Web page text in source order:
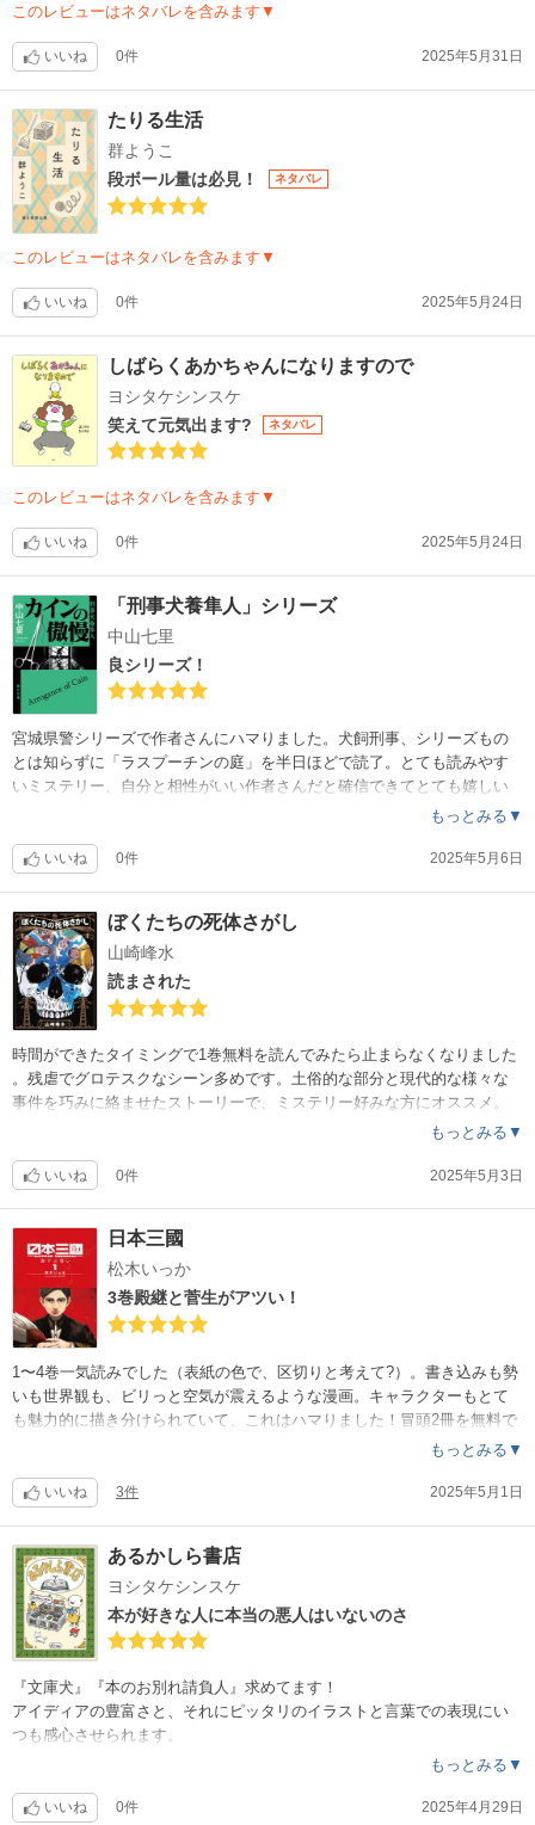
このレビューはネタバレを含みます▼
いいね 0件 2025年5月31日
たりる生活
群ようこ
段ボール量は必見！
ネタバレ
このレビューはネタバレを含みます▼
いいね 0件 2025年5月24日
しばらくあかちゃんになりますので
ヨシタケシンスケ
笑えて元気出ます?
ネタバレ
このレビューはネタバレを含みます▼
いいね 0件 2025年5月24日
「刑事犬養隼人」シリーズ
中山七里
良シリーズ！
宮城県警シリーズで作者さんにハマりました。犬飼刑事、シリーズもの
とは知らずに「ラスプーチンの庭」を半日ほどで読了。とても読みやす
いミステリー、自分と相性がいい作者さんだと確信できてとても嬉しい
。医療・マスコミ・SNS・政治・警察組織…このシリーズをこれから読
もっとみる▼
いいね 0件 2025年5月6日
ぼくたちの死体さがし
山崎峰水
読まされた
時間ができたタイミングで1巻無料を読んでみたら止まらなくなりました
。残虐でグロテスクなシーン多めです。土俗的な部分と現代的な様々な
事件を巧みに絡ませたストーリーで、ミステリー好みな方にオススメ。
幼さが残る中学生達にハラハラさせられ、大満足の全4巻でした。もっとみる▼
いいね 0件 2025年5月3日
日本三國
松木いっか
3巻殿継と菅生がアツい！
1〜4巻一気読みでした（表紙の色で、区切りと考えて?）。書き込みも勢
いも世界観も、ビリっと空気が震えるような漫画。キャラクターもとて
も魅力的に描き分けられていて、これはハマりました！冒頭2冊を無料で
読み、既刊一気買いしました。体調絶不調ですが、トリップさせてもら
もっとみる▼
いいね 3件 2025年5月1日
あるかしら書店
ヨシタケシンスケ
本が好きな人に本当の悪人はいないのさ
『文庫犬』『本のお別れ請負人』求めてます！
アイディアの豊富さと、それにピッタリのイラストと言葉での表現にい
つも感心させられます。
もっとみる▼
いいね 0件 2025年4月29日